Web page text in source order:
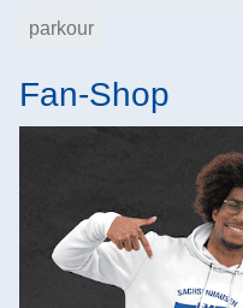
parkour
Fan-Shop